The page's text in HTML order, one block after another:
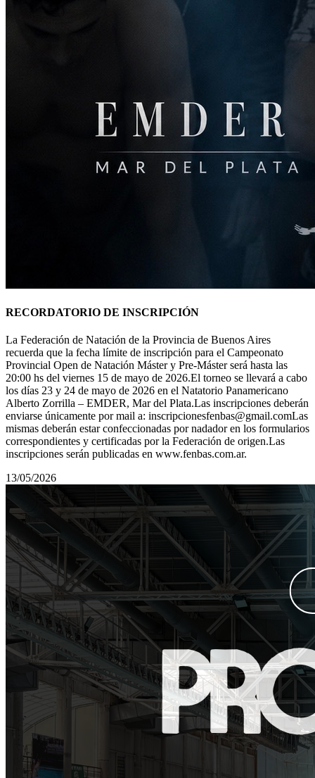
RECORDATORIO DE INSCRIPCIÓN
La Federación de Natación de la Provincia de Buenos Aires
recuerda que la fecha límite de inscripción para el Campeonato
Provincial Open de Natación Máster y Pre-Máster será hasta las
20:00 hs del viernes 15 de mayo de 2026.El torneo se llevará a cabo
los días 23 y 24 de mayo de 2026 en el Natatorio Panamericano
Alberto Zorrilla – EMDER, Mar del Plata.Las inscripciones deberán
enviarse únicamente por mail a: inscripcionesfenbas@gmail.comLas
mismas deberán estar confeccionadas por nadador en los formularios
correspondientes y certificadas por la Federación de origen.Las
inscripciones serán publicadas en www.fenbas.com.ar.
13/05/2026